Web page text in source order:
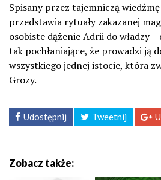
Spisany przez tajemniczą
przedstawia rytuały zakazanej
osobiste dążenie Adrii do władzy –
tak pochłaniające, że prowadzi ją
wszystkiego jednej istocie, która
Grozy.
Udostępnij Tweetnij
Zobacz także: